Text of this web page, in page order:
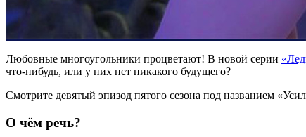
Любовные многоугольники процветают! В новой серии
что-нибудь, или у них нет никакого будущего?
Смотрите девятый эпизод пятого сезона под названием
О чём речь?